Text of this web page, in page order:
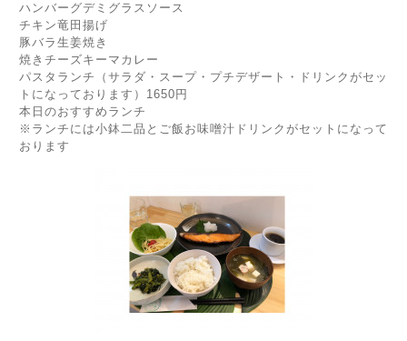
ハンバーグデミグラスソース
チキン竜田揚げ
豚バラ生姜焼き
焼きチーズキーマカレー
パスタランチ（サラダ・スープ・プチデザート・ドリンクがセッ
トになっております）1650円
本日のおすすめランチ
※ランチには小鉢二品とご飯お味噌汁ドリンクがセットになって
おります